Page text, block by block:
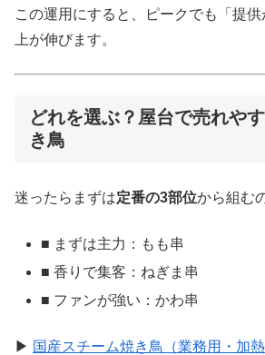
この運用にすると、ピークでも「提
上が伸びます。
どれを選ぶ？屋台で売れや
き鳥
迷ったらまずは定番の3部位から組む
■ まずは主力：もも串
■ 香りで集客：ねぎま串
■ ファンが強い：かわ串
▶ 国産スチーム焼き鳥（業務用・加